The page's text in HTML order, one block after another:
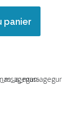
panier